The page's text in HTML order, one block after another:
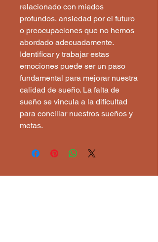
relacionado con miedos
profundos, ansiedad por el futuro
o preocupaciones que no hemos
abordado adecuadamente.
Identificar y trabajar estas
emociones puede ser un paso
fundamental para mejorar nuestra
calidad de sueño. La falta de
sueño se vincula a la dificultad
para conciliar nuestros sueños y
metas.